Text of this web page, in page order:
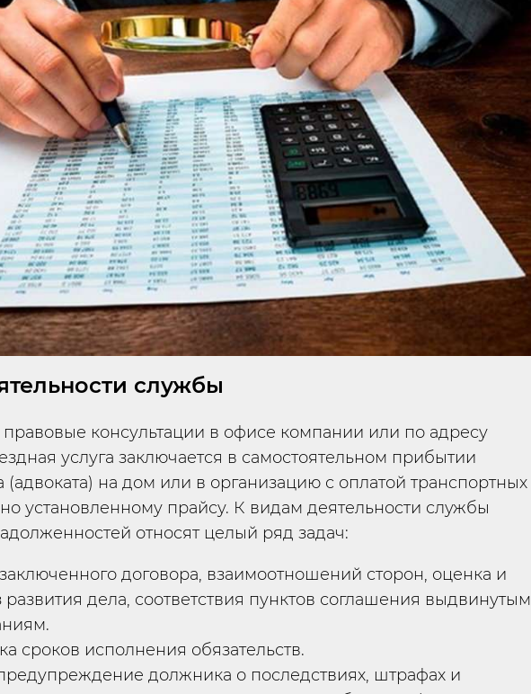
службы
консультации в офисе компании или по адресу
услуга заключается в самостоятельном прибытии
(адвоката) на дом или в организацию с оплатой транспортных
установленному прайсу. К видам деятельности службы
относят целый ряд задач:
договора, взаимоотношений сторон, оценка и
развития дела, соответствия пунктов соглашения выдвинутым
сроков исполнения обязательств.
должника о последствиях, штрафах и